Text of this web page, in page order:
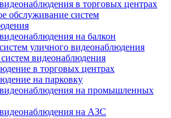
в торговых центрах
обслуживание систем
на балкон
уличного видеонаблюдения
видеонаблюдения
в торговых центрах
на парковку
видеонаблюдения на промышленных
на АЗС